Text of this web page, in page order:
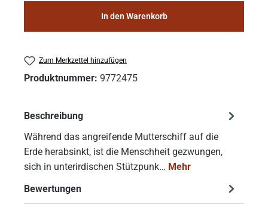
In den Warenkorb
Zum Merkzettel hinzufügen
Produktnummer: 9772475
Beschreibung
Während das angreifende Mutterschiff auf die
Erde herabsinkt, ist die Menschheit gezwungen,
sich in unterirdischen Stützpunk… Mehr
Bewertungen